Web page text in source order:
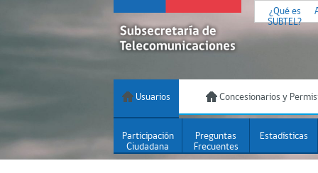
¿Qué es
SUBTEL?
Usuarios Concesionarios y
Participación
Ciudadana
Preguntas
Frecuentes
Estadísticas